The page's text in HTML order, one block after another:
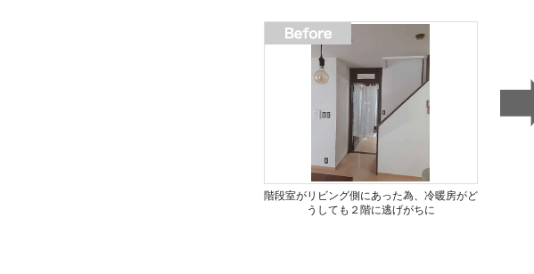
階段室がリビング側にあった為、冷暖房がど
うしても２階に逃げがちに